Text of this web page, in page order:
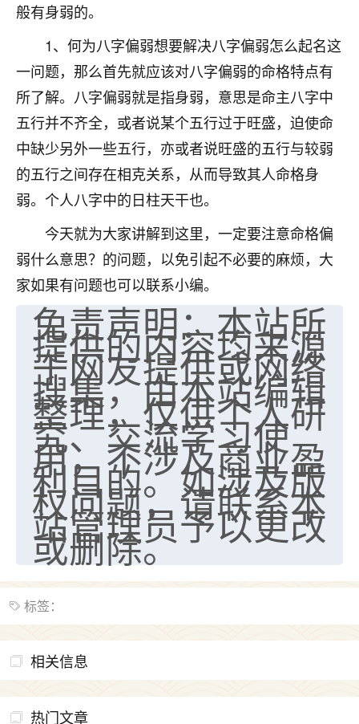
般有身弱的。
1、何为八字偏弱想要解决八字偏弱怎么起名这
一问题，那么首先就应该对八字偏弱的命格特点有
所了解。八字偏弱就是指身弱，意思是命主八字中
五行并不齐全，或者说某个五行过于旺盛，迫使命
中缺少另外一些五行，亦或者说旺盛的五行与较弱
的五行之间存在相克关系，从而导致其人命格身
弱。个人八字中的日柱天干也。
今天就为大家讲解到这里，一定要注意命格偏
弱什么意思？的问题，以免引起不必要的麻烦，大
家如果有问题也可以联系小编。
免责声明：本站所
提供的内容均来源
于网友提供或网络
搜集，由本站编辑
整理，仅供个人研
究、交流学习使
用，不涉及商业盈
利目的。如涉及版
权问题，请联系本
站管理员予以更改
或删除。
标签：
相关信息
热门文章
七零老顽童
做梦梦见她，后来也是朋友介绍，找到慧来老
师，安排了超度法事，做梦再也没有梦到过
了，一开始是半信半疑的，图个心安，给亡母
超度，现在看来，人不信也不行。
2天前 来自云南
优秀的张同学
老师收徒吗？？我对这些很感兴趣